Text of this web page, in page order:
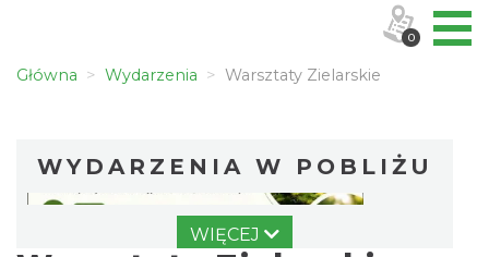
Główna Wydarzenia Warsztaty Zielarskie
WYDARZENIA W POBLIŻU
WIĘCEJ
0